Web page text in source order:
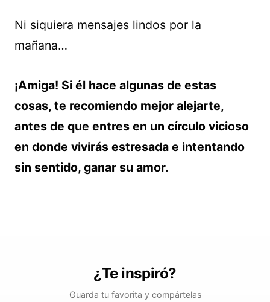
Ni siquiera mensajes lindos por la
mañana…
¡Amiga! Si él hace algunas de estas
cosas, te recomiendo mejor alejarte,
antes de que entres en un círculo vicioso
en donde vivirás estresada e intentando
sin sentido, ganar su amor.
¿Te inspiró?
Guarda tu favorita y compártelas